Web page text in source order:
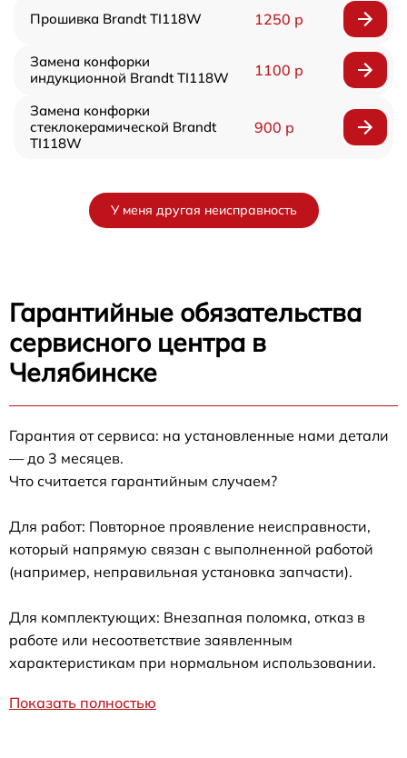
Прошивка Brandt TI118W 1250 р
Замена конфорки
индукционной Brandt TI118W
1100 р
Замена конфорки
стеклокерамической Brandt
TI118W
900 р
У меня другая неисправность
Гарантийные обязательства
сервисного центра в
Челябинске
Гарантия от сервиса: на установленные нами детали
— до 3 месяцев.
Что считается гарантийным случаем?
Для работ: Повторное проявление неисправности,
который напрямую связан с выполненной работой
(например, неправильная установка запчасти).
Для комплектующих: Внезапная поломка, отказ в
работе или несоответствие заявленным
характеристикам при нормальном использовании.
Показать полностью